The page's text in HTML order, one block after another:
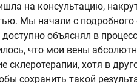
на консультацию,
Мы начали с подробного
объяснял в
что мои вены
хотя в
сохранить такой